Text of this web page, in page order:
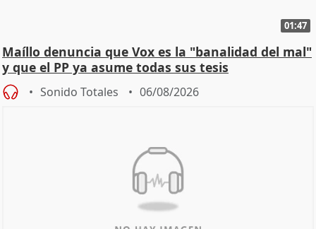
01:47
Maíllo denuncia que Vox es la "banalidad del mal"
y que el PP ya asume todas sus tesis
Sonido Totales 06/08/2026